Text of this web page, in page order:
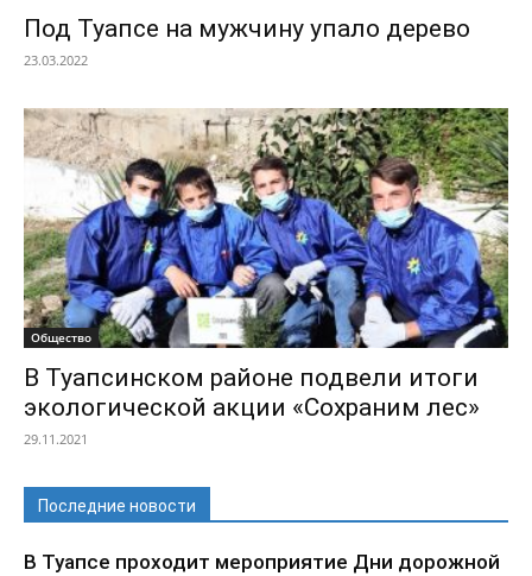
Под Туапсе на мужчину упало дерево
23.03.2022
Общество
В Туапсинском районе подвели итоги
экологической акции «Сохраним лес»
29.11.2021
Последние новости
В Туапсе проходит мероприятие Дни дорожной